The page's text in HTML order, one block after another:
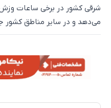
شرقی کشور در برخی ساعات
می‌دهد و در سایر مناطق کشور